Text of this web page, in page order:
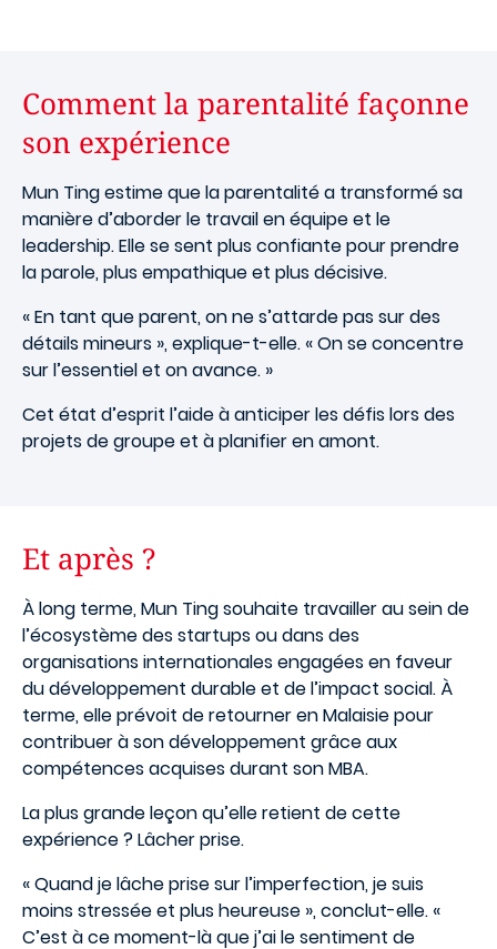
Comment la parentalité façonne
son expérience
Mun Ting estime que la parentalité a transformé sa
manière d’aborder le travail en équipe et le
leadership. Elle se sent plus confiante pour prendre
la parole, plus empathique et plus décisive.
« En tant que parent, on ne s’attarde pas sur des
détails mineurs », explique-t-elle. « On se concentre
sur l’essentiel et on avance. »
Cet état d’esprit l’aide à anticiper les défis lors des
projets de groupe et à planifier en amont.
Et après ?
À long terme, Mun Ting souhaite travailler au sein de
l’écosystème des startups ou dans des
organisations internationales engagées en faveur
du développement durable et de l’impact social. À
terme, elle prévoit de retourner en Malaisie pour
contribuer à son développement grâce aux
compétences acquises durant son MBA.
La plus grande leçon qu’elle retient de cette
expérience ? Lâcher prise.
« Quand je lâche prise sur l’imperfection, je suis
moins stressée et plus heureuse », conclut-elle. «
C’est à ce moment-là que j’ai le sentiment de